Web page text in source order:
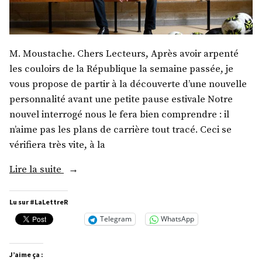
M. Moustache. Chers Lecteurs, Après avoir arpenté
les couloirs de la République la semaine passée, je
vous propose de partir à la découverte d’une nouvelle
personnalité avant une petite pause estivale Notre
nouvel interrogé nous le fera bien comprendre : il
n’aime pas les plans de carrière tout tracé. Ceci se
vérifiera très vite, à la
Lire la suite « M.
Thiriez »
Lu sur #LaLettreR
Telegram WhatsApp
J’aime ça :